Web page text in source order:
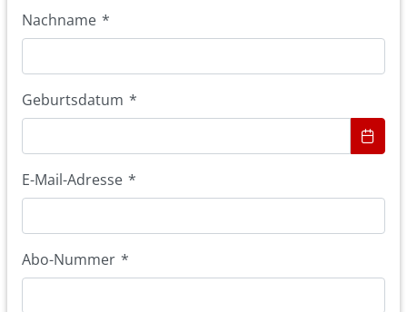
Nachname *
Geburtsdatum *
E-Mail-Adresse *
Abo-Nummer *